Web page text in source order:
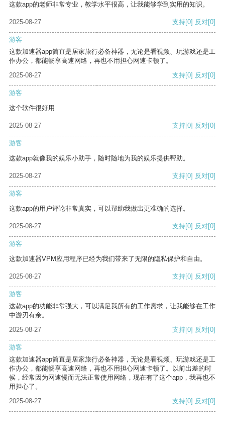
这款app的老师非常专业，教学水平很高，让我能够学到实用的知识。
2025-08-27 支持[0] 反对[0]
游客
这款加速器app简直是居家旅行必备神器，无论是看视频、玩游戏还是工
作办公，都能畅享高速网络，再也不用担心网速卡顿了。
2025-08-27
支持[0] 反对[0]
游客
这个软件很好用
2025-08-27 支持[0] 反对[0]
游客
这款app就像我的娱乐小助手，随时随地为我的娱乐提供帮助。
2025-08-27 支持[0] 反对[0]
游客
这款app的用户评论非常真实，可以帮助我做出更准确的选择。
2025-08-27 支持[0] 反对[0]
游客
这款加速器VPM应用程序已经为我们带来了无限的隐私保护和自由。
2025-08-27 支持[0] 反对[0]
游客
这款app的功能非常强大，可以满足我所有的工作需求，让我能够在工作
中游刃有余。
2025-08-27
支持[0] 反对[0]
游客
这款加速器app简直是居家旅行必备神器，无论是看视频、玩游戏还是工
作办公，都能畅享高速网络，再也不用担心网速卡顿了。以前出差的时
候，经常因为网速慢而无法正常使用网络，现在有了这个app，我再也不
用担心了。
2025-08-27
支持[0] 反对[0]